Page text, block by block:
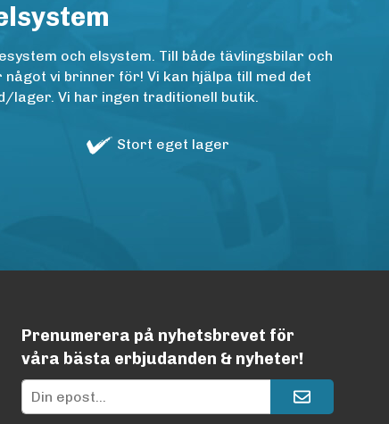
och elsystem. Till både tävlingsbilar och
vi brinner för! Vi kan hjälpa till med det
lager. Vi har ingen traditionell butik.
Stort eget lager
Prenumerera på nyhetsbrevet för
våra bästa erbjudanden & nyheter!